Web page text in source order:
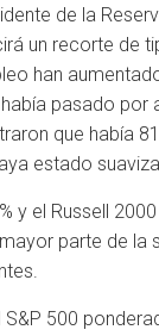
de la
un recorte de
han
pasado
que había
estado
y el Russell
parte de
500